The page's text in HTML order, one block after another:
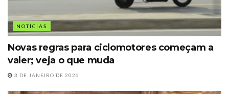
NOTÍCIAS
Novas regras para ciclomotores começam a
valer; veja o que muda
3 DE JANEIRO DE 2026